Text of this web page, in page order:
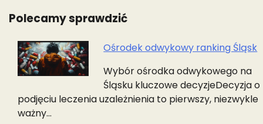
Polecamy sprawdzić
Ośrodek odwykowy ranking Śląsk
Wybór ośrodka odwykowego na
Śląsku kluczowe decyzjeDecyzja o
podjęciu leczenia uzależnienia to pierwszy, niezwykle
ważny…
Nawigacja